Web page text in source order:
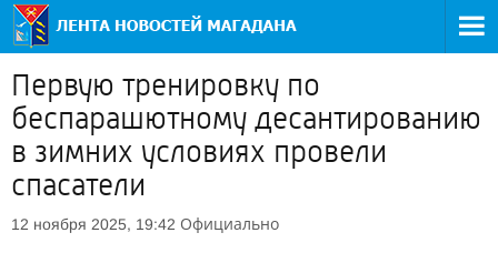
Первую тренировку по
беспарашютному десантированию
в зимних условиях провели
спасатели
12 ноября 2025, 19:42 Официально